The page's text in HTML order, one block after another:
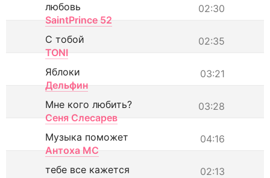
02:30
любовь
SaintPrince 52
02:35
С тобой
TONI
03:21
Яблоки
Дельфин
03:28
Мне кого любить?
Сеня Слесарев
04:16
Музыка поможет
Антоха МС
02:13
тебе все кажется